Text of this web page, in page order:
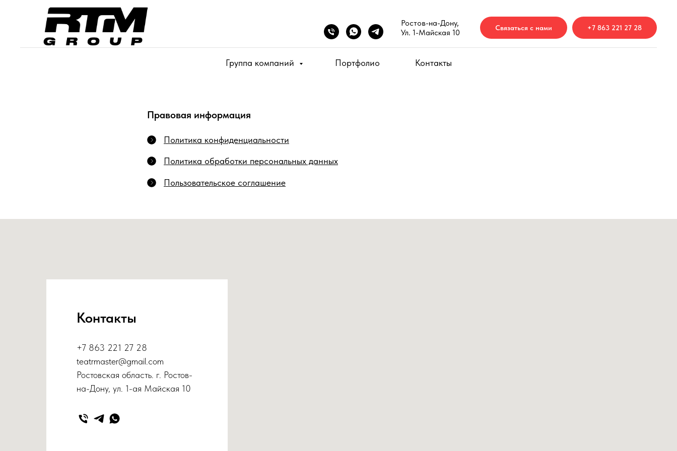
Ростов-на-Дону,
Ул. 1-Майская 10
Связаться с нами +7 863 221 27 28
Группа компаний Портфолио Контакты
Правовая информация
Политика конфиденциальности
Политика обработки персональных данных
Пользовательское соглашение
Контакты
+7 863 221 27 28
teatrmaster@gmail.com
Ростовская область. г. Ростов-
на-Дону, ул. 1-ая Майская 10